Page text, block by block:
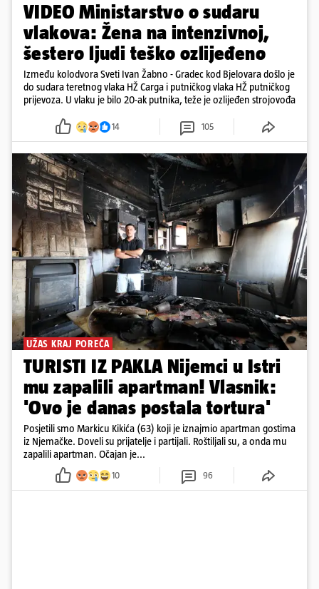
VIDEO Ministarstvo o sudaru
vlakova: Žena na intenzivnoj,
šestero ljudi teško ozlijeđeno
Između kolodvora Sveti Ivan Žabno - Gradec kod Bjelovara došlo je
do sudara teretnog vlaka HŽ Carga i putničkog vlaka HŽ putničkog
prijevoza. U vlaku je bilo 20-ak putnika, teže je ozlijeđen strojovođa
14 105
UŽAS KRAJ POREČA
TURISTI IZ PAKLA Nijemci u Istri
mu zapalili apartman! Vlasnik:
'Ovo je danas postala tortura'
Posjetili smo Markicu Kikića (63) koji je iznajmio apartman gostima
iz Njemačke. Doveli su prijatelje i partijali. Roštiljali su, a onda mu
zapalili apartman. Očajan je...
10 96